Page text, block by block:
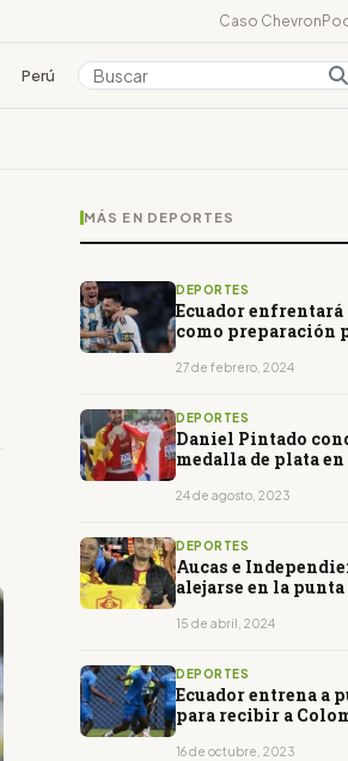
Caso Chevron
Perú Colombia
MÁS EN DEPORTES
DEPORTES
Ecuador
como preparación
27 de febrero, 2024
DEPORTES
Daniel Pintado
medalla de plata
24 de agosto, 2023
DEPORTES
Aucas e
alejarse en la punta
15 de abril, 2024
DEPORTES
Ecuador entrena a
para recibir a
16 de octubre, 2023